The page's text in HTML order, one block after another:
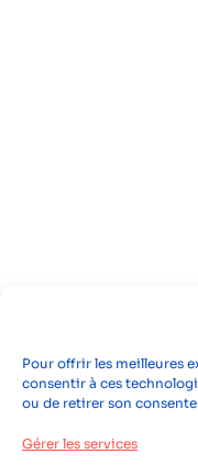
Pour offrir les meilleures
consentir à ces
ou de retirer son
Gérer les services